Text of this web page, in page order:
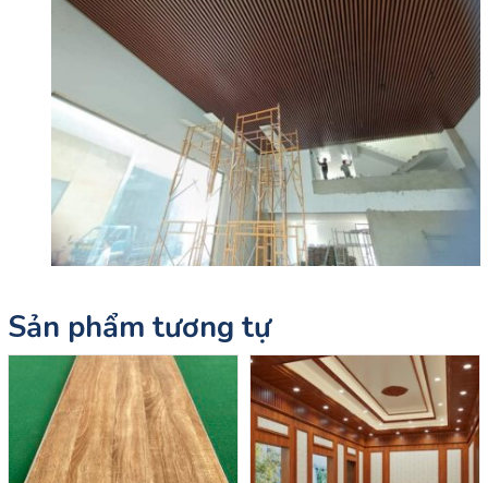
Sản phẩm tương tự